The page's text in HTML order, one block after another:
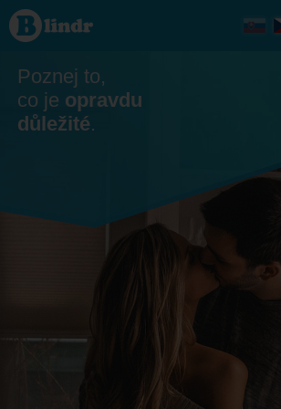
Seznamka
- On
hledá ji
Praha
Poznej to,
co je opravdu
důležité.